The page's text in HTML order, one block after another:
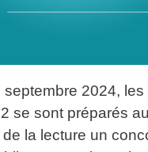
septembre 2024,
se sont préparés
la lecture un